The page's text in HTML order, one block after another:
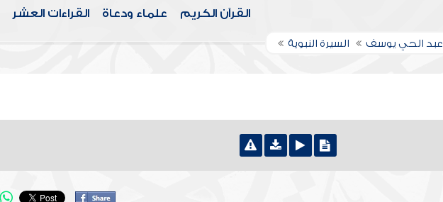
القرآن الكريم علماء ودعاة القراءات العشر
عبد الحي يوسف السيرة النبوية